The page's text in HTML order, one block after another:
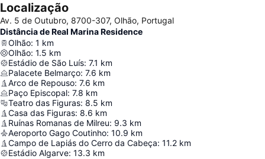
Localização
Av. 5 de Outubro, 8700-307, Olhão, Portugal
Distância de Real Marina Residence
Olhão: 1 km
Olhão: 1.5 km
Estádio de São Luís: 7.1 km
Palacete Belmarço: 7.6 km
Arco de Repouso: 7.6 km
Paço Episcopal: 7.8 km
Teatro das Figuras: 8.5 km
Casa das Figuras: 8.6 km
Ruínas Romanas de Milreu: 9.3 km
Aeroporto Gago Coutinho: 10.9 km
Campo de Lapiás do Cerro da Cabeça: 11.2 km
Estádio Algarve: 13.3 km